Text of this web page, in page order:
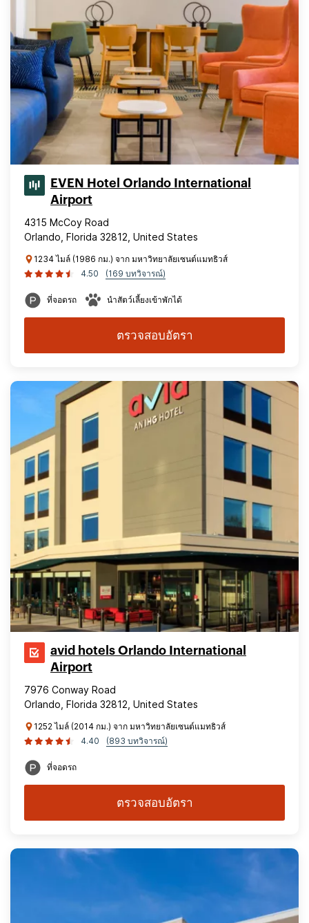
EVEN Hotel Orlando International
Airport
4315 McCoy Road
Orlando, Florida 32812, United States
1234 ไมล์ (1986 กม.) จาก มหาวิทยาลัยเซนต์แมทธิวส์
4.50
(169 บทวิจารณ์)
ที่จอดรถ นำสัตว์เลี้ยงเข้าพักได้
ตรวจสอบอัตรา
avid hotels Orlando International
Airport
7976 Conway Road
Orlando, Florida 32812, United States
1252 ไมล์ (2014 กม.) จาก มหาวิทยาลัยเซนต์แมทธิวส์
4.40
(893 บทวิจารณ์)
ที่จอดรถ
ตรวจสอบอัตรา